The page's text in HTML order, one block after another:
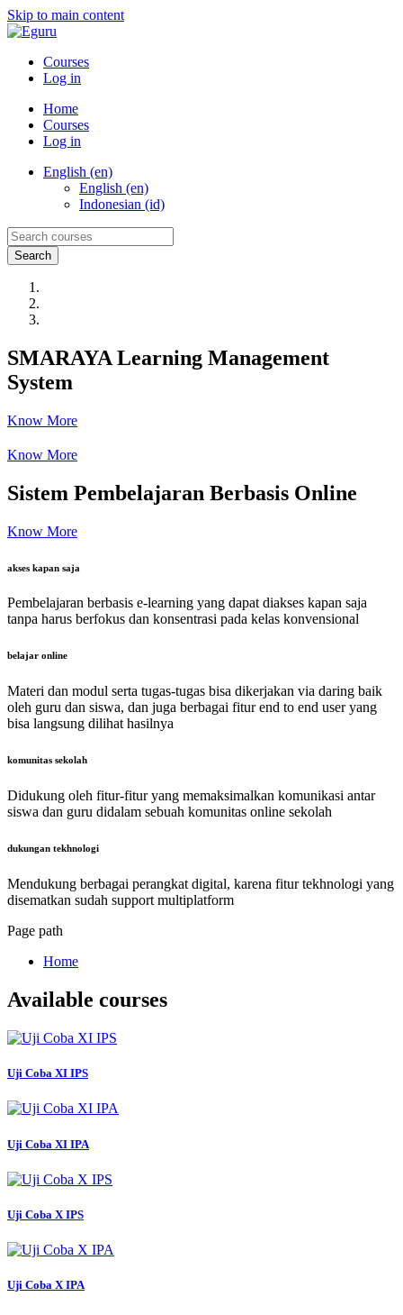
Skip to main content
Courses
Log in
Home
Courses
Log in
English (en)
English (en)
Indonesian (id)
SMARAYA Learning Management
System
Know More
Know More
Sistem Pembelajaran Berbasis Online
Know More
akses kapan saja
Pembelajaran berbasis e-learning yang dapat diakses kapan saja
tanpa harus berfokus dan konsentrasi pada kelas konvensional
belajar online
Materi dan modul serta tugas-tugas bisa dikerjakan via daring baik
oleh guru dan siswa, dan juga berbagai fitur end to end user yang
bisa langsung dilihat hasilnya
komunitas sekolah
Didukung oleh fitur-fitur yang memaksimalkan komunikasi antar
siswa dan guru didalam sebuah komunitas online sekolah
dukungan tekhnologi
Mendukung berbagai perangkat digital, karena fitur tekhnologi yang
disematkan sudah support multiplatform
Page path
Home
Available courses
Uji Coba XI IPS
Uji Coba XI IPA
Uji Coba X IPS
Uji Coba X IPA